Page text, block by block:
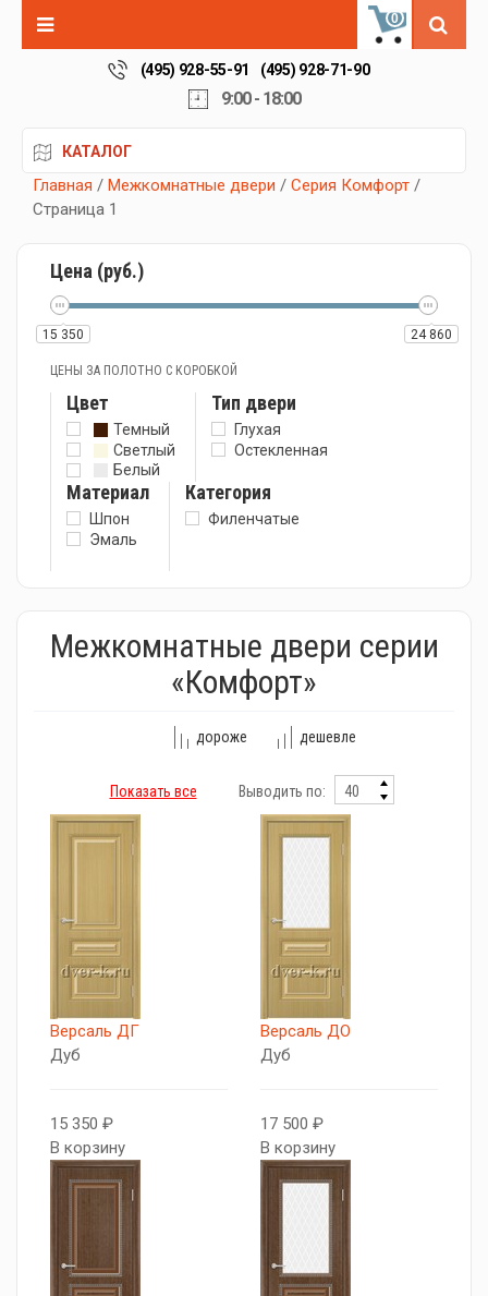
0
(495) 928-55-91 (495) 928-71-90
9:00 - 18:00
КАТАЛОГ
Главная / Межкомнатные двери / Серия Комфорт /
Страница 1
Цена (руб.)
15 350 24 860
ЦЕНЫ ЗА ПОЛОТНО С КОРОБКОЙ
Цвет
Темный
Светлый
Белый
Тип двери
Глухая
Остекленная
Материал
Шпон
Эмаль
Категория
Филенчатые
Межкомнатные двери серии
«Комфорт»
дороже дешевле
Показать все Выводить по:
Версаль ДГ
Дуб
15 350 ₽
В корзину
Версаль ДО
Дуб
17 500 ₽
В корзину